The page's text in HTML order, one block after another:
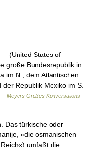
— (United States of
große Bundesrepublik in
im N., dem Atlantischen
Republik Mexiko im S.
Meyers Großes Konversations-
Das türkische oder
»die osmanischen
umfaßt die